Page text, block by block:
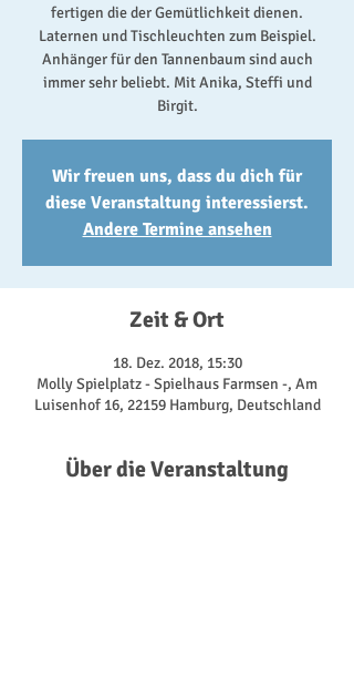
fertigen die der Gemütlichkeit dienen.
Laternen und Tischleuchten zum Beispiel.
Anhänger für den Tannenbaum sind auch
immer sehr beliebt. Mit Anika, Steffi und
Birgit.
Wir freuen uns, dass du dich für
diese Veranstaltung interessierst.
Andere Termine ansehen
Zeit & Ort
18. Dez. 2018, 15:30
Molly Spielplatz - Spielhaus Farmsen -, Am
Luisenhof 16, 22159 Hamburg, Deutschland
Über die Veranstaltung